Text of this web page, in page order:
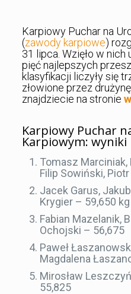
Karpiowy Puchar na
(zawody karpiowe)
31 lipca. Wzięło w nich
pięć najlepszych
klasyfikacji liczyły się
złowione przez
znajdziecie na stronie
Karpiowy Puchar
Karpiowym: wyniki
Tomasz
Filip Sowiński,
Jacek Garus,
Krygier – 59,650 kg
Fabian Mazelanik,
Ochojski – 56,675
Paweł
Magdalena
Mirosław
55,825